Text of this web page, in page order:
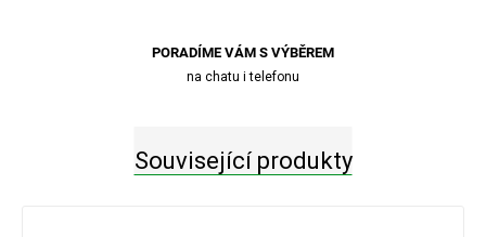
PORADÍME VÁM S VÝBĚREM
na chatu i telefonu
Související produkty